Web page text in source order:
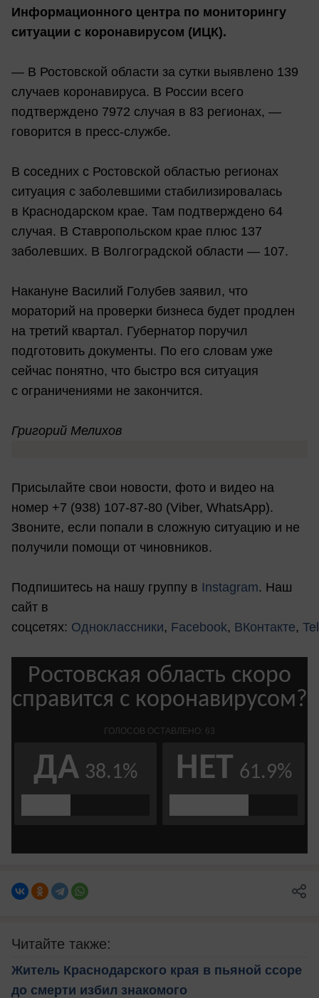
Информационного центра по мониторингу
ситуации с коронавирусом (ИЦК).
— В Ростовской области за сутки выявлено 139
случаев коронавируса. В России всего
подтверждено 7972 случая в 83 регионах, —
говорится в пресс-службе.
В соседних с Ростовской областью регионах
ситуация с заболевшими стабилизировалась
в Краснодарском крае. Там подтверждено 64
случая. В Ставропольском крае плюс 137
заболевших. В Волгоградской области — 107.
Накануне Василий Голубев заявил, что
мораторий на проверки бизнеса будет продлен
на третий квартал. Губернатор поручил
подготовить документы. По его словам уже
сейчас понятно, что быстро вся ситуация
с ограничениями не закончится.
Григорий Мелихов
Присылайте свои новости, фото и видео на
номер +7 (938) 107-87-80 (Viber, WhatsApp).
Звоните, если попали в сложную ситуацию и не
получили помощи от чиновников.
Подпишитесь на нашу группу в Instagram. Наш
сайт в
соцсетях: Одноклассники, Facebook, ВКонтакте,
Читайте также:
Житель Краснодарского края в пьяной ссоре
до смерти избил знакомого